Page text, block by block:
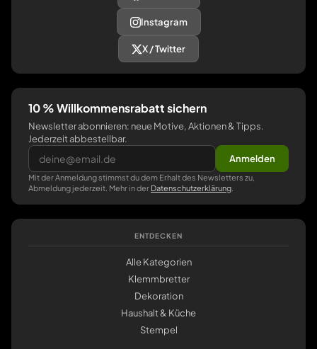
Instagram
X / Twitter
10 % Willkommensrabatt sichern
Newsletter abonnieren: neue Motive, Aktionen & Tipps.
Jederzeit abbestellbar.
Anmelden
Mit der Anmeldung stimmst du dem Erhalt des Newsletters zu,
Abmeldung jederzeit. Mehr in der Datenschutzerklärung
ENTDECKEN
Alle Kategorien
Klemmbretter
Dekoration
Haushalt & Küche
Stempel